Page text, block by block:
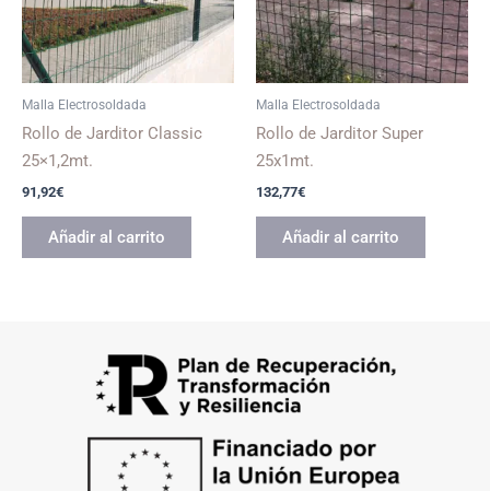
Malla Electrosoldada
Rollo de Jarditor Classic
25×1,2mt.
91,92€
Añadir al carrito
Malla Electrosoldada
Rollo de Jarditor Super
25x1mt.
132,77€
Añadir al carrito